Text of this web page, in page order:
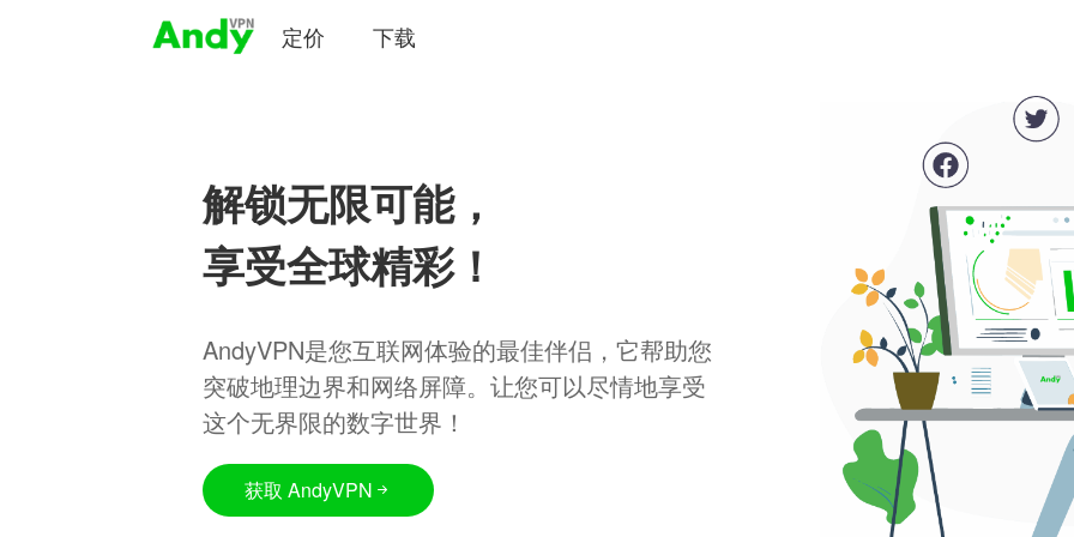
定价 下载
解锁无限可能，
享受全球精彩！
AndyVPN是您互联网体验的最佳伴侣，它帮助您
突破地理边界和网络屏障。让您可以尽情地享受
这个无界限的数字世界！
获取 AndyVPN